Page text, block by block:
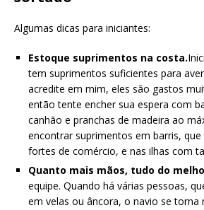
Algumas dicas para iniciantes:
Estoque suprimentos na costa.
tem suprimentos suficientes para
acredite em mim, eles são gastos
então tente encher sua espera com
canhão e pranchas de madeira ao
encontrar suprimentos em barris,
fortes de comércio, e nas ilhas com
Quanto mais mãos, tudo do
equipe. Quando há várias pessoas,
em velas ou âncora, o navio se torna